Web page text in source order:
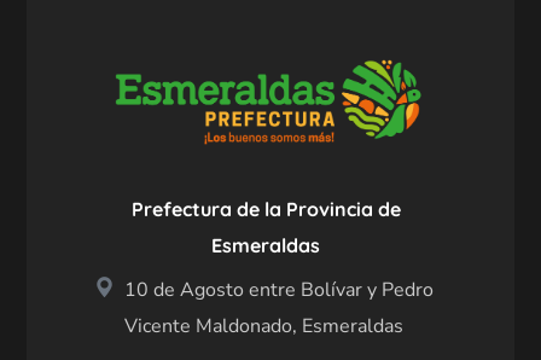
Prefectura de la Provincia de
Esmeraldas
10 de Agosto entre Bolívar y Pedro
Vicente Maldonado, Esmeraldas